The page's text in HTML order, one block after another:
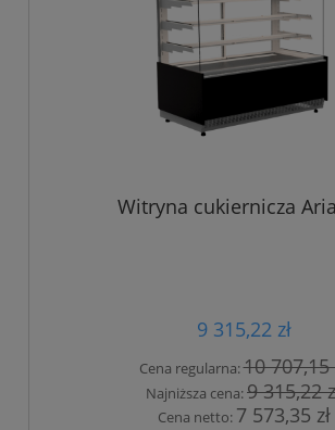
Witryna cukiernicza
9 315,22 zł
Cena regularna:10 707,15
Najniższa cena:9 315,22
Cena netto: 7 573,35 zł